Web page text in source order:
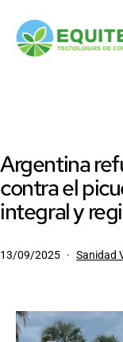
contenido
Argentina
contra el
integral y
Publicada
13/09/2025 Sanidad